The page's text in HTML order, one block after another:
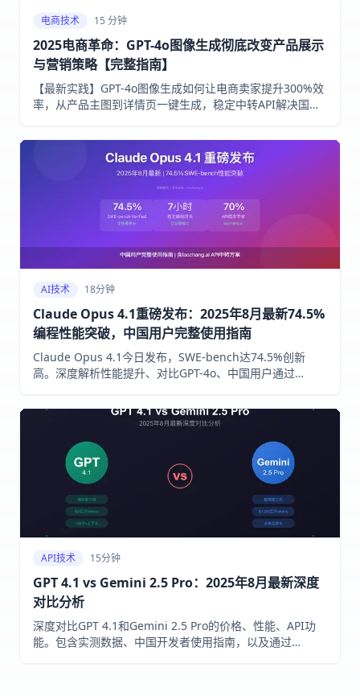
电商技术 15 分钟
2025电商革命：GPT-4o图像生成彻底改变产品展示
与营销策略【完整指南】
【最新实践】GPT-4o图像生成如何让电商卖家提升300%效
率，从产品主图到详情页一键生成，稳定中转API解决国内
AI技术 18分钟
Claude Opus 4.1重磅发布：2025年8月最新74.5%
编程性能突破，中国用户完整使用指南
Claude Opus 4.1今日发布，SWE-bench达74.5%创新
高。深度解析性能提升、对比GPT-4o、中国用户通过
API技术 15分钟
GPT 4.1 vs Gemini 2.5 Pro：2025年8月最新深度
对比分析
深度对比GPT 4.1和Gemini 2.5 Pro的价格、性能、API功
能。包含实测数据、中国开发者使用指南，以及通过